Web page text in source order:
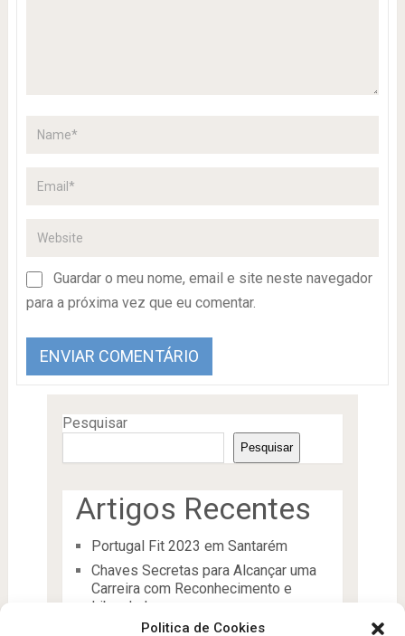
Politica de Cookies
Guardar o meu nome, email e site neste navegador
para a próxima vez que eu comentar.
Pesquisar
Pesquisar
Artigos Recentes
Portugal Fit 2023 em Santarém
Chaves Secretas para Alcançar uma
Carreira com Reconhecimento e
Liberdade